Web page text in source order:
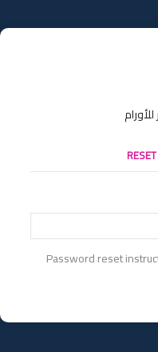
Password reset